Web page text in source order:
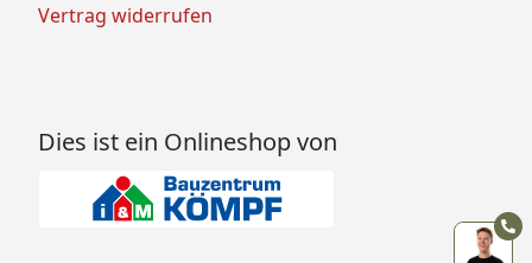
Vertrag widerrufen
Dies ist ein Onlineshop von